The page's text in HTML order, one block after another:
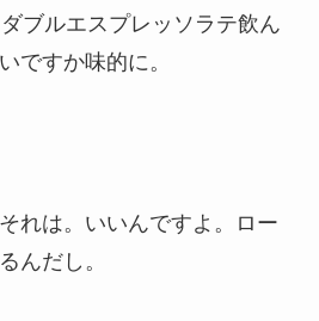
ブルエスプレッソラテ飲ん
ですか味的に。
れは。いいんですよ。ロー
んだし。